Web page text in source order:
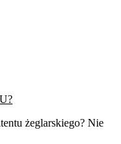
żeglarskiego? Nie